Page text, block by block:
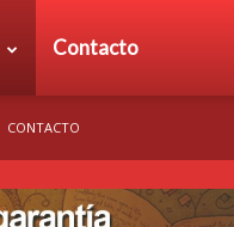
Contacto
CONTACTO